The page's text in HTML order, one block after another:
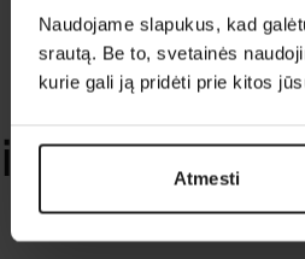
Naudojame slapukus, kad
srautą. Be to, svetainės
kurie gali ją pridėti prie kitos
Atmesti